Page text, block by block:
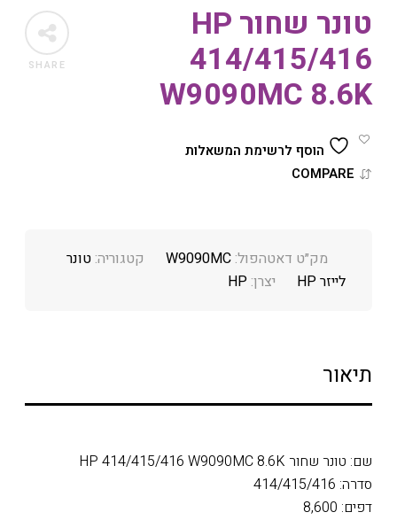
SHARE
טונר שחור HP
414/415/416
W9090MC 8.6K
הוסף לרשימת המשאלות
COMPARE
מק״ט דאטהפול:W9090MC קטגוריה:טונר
לייזר HP
יצרן:HP
תיאור
שם: טונר שחור HP 414/415/416 W9090MC 8.6K
סדרה: 414/415/416
דפים: 8,600